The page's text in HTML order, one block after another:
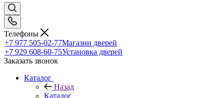
Телефоны
+7 977 505-02-77Магазин дверей
+7 929 608-60-75Установка дверей
Заказать звонок
Каталог
Назад
Каталог